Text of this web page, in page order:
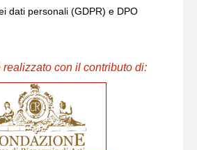
dati personali (GDPR) e DPO
realizzato con il contributo di: